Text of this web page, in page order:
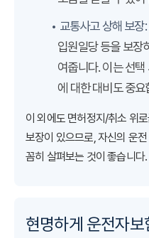
• 교통사고 상해 보장:
입원일당 등을 보장
여줍니다. 이는 선
에 대한 대비도 중요
이 외에도 면허정지/취소 위
보장이 있으므로, 자신의 운
꼼히 살펴보는 것이 좋습니다.
현명하게 운전자보